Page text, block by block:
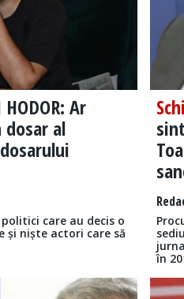
Ar
al
care au decis o
și niște actori care să
în